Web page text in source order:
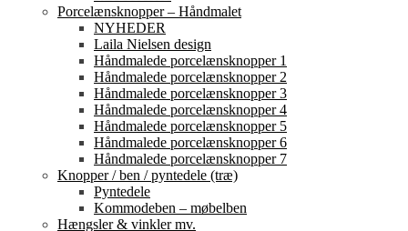
Porcelænsknopper – Håndmalet
NYHEDER
Laila Nielsen design
Håndmalede porcelænsknopper 1
Håndmalede porcelænsknopper 2
Håndmalede porcelænsknopper 3
Håndmalede porcelænsknopper 4
Håndmalede porcelænsknopper 5
Håndmalede porcelænsknopper 6
Håndmalede porcelænsknopper 7
Knopper / ben / pyntedele (træ)
Pyntedele
Kommodeben – møbelben
Hængsler & vinkler mv.